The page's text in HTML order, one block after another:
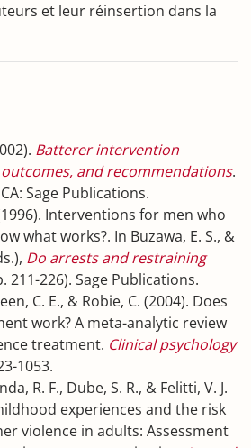
et leur réinsertion dans la
Batterer intervention
outcomes, and recommendations.
Sage Publications.
Interventions for men who
what works?. In Buzawa, E. S., &
Do arrests and restraining
211-226). Sage Publications.
C. E., & Robie, C. (2004). Does
work? A meta-analytic review
treatment. Clinical psychology
1053.
R. F., Dube, S. R., & Felitti, V. J.
experiences and the risk
violence in adults: Assessment